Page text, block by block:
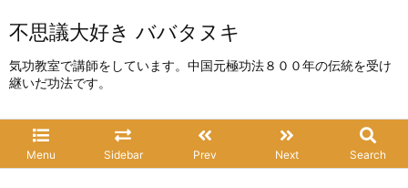
不思議大好き ババタヌキ
気功教室で講師をしています。中国元極功法８００年の伝統を受け
継いだ功法です。
Menu Sidebar Prev Next Search